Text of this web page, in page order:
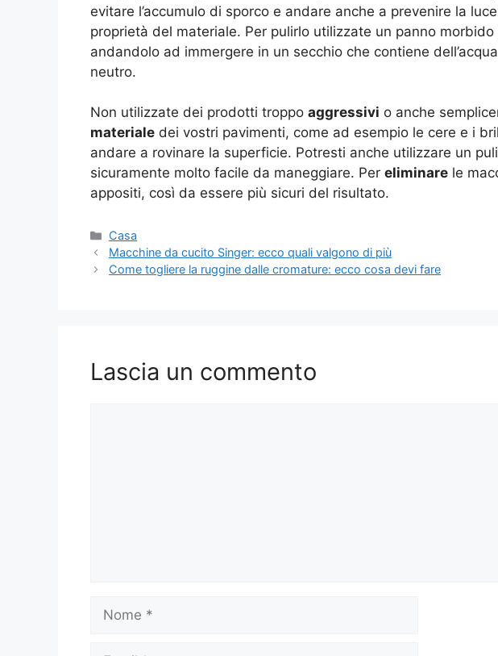
evitare l’accumulo di sporco e andare anche a prevenire la
proprietà del materiale. Per pulirlo utilizzate un panno
andandolo ad immergere in un secchio che contiene
neutro.
Non utilizzate dei prodotti troppo aggressivi o anche
materiale dei vostri pavimenti, come ad esempio le cere e i
andare a rovinare la superficie. Potresti anche utilizzare un
sicuramente molto facile da maneggiare. Per eliminare le
appositi, così da essere più sicuri del risultato.
Categorie
Casa
Macchine da cucito Singer: ecco quali valgono di più
Come togliere la ruggine dalle cromature: ecco cosa devi fare
Lascia un commento
Nome
Email